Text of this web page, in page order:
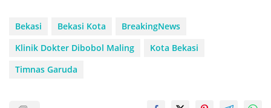
Bekasi Bekasi Kota
BreakingNews
Klinik Dokter Dibobol Maling
Kota Bekasi
Timnas Garuda